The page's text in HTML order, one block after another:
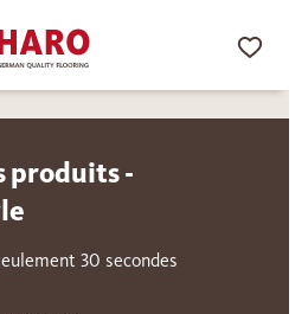
produits -
30 secondes